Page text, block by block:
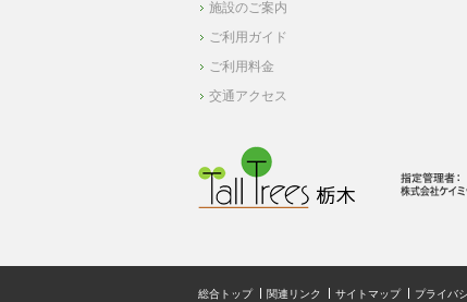
施設のご案内
ご利用ガイド
ご利用料金
交通アクセス
総合トップ 関連リンク サイトマップ プライバ